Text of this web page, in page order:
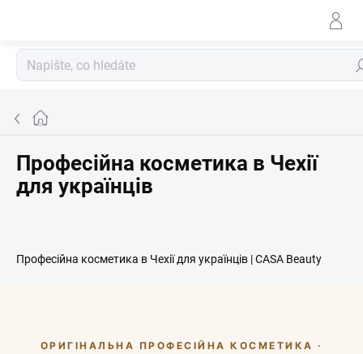
Domů
Професійна косметика в Чехії
для українців
Професійна косметика в Чехії для українців | CASA Beauty
ОРИГІНАЛЬНА ПРОФЕСІЙНА КОСМЕТИКА ·